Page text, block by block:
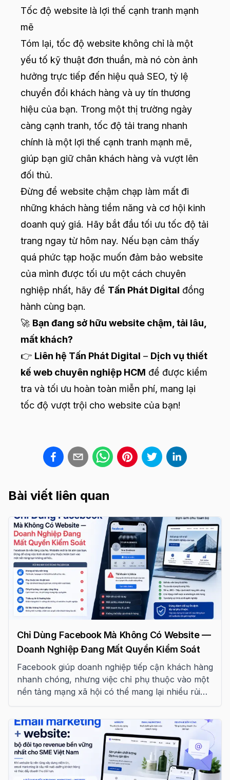
Tốc độ website là lợi thế cạnh tranh mạnh
mẽ
Tóm lại, tốc độ website không chỉ là một
yếu tố kỹ thuật đơn thuần, mà nó còn ảnh
hưởng trực tiếp đến hiệu quả SEO, tỷ lệ
chuyển đổi khách hàng và uy tín thương
hiệu của bạn. Trong một thị trường ngày
càng cạnh tranh, tốc độ tải trang nhanh
chính là một lợi thế cạnh tranh mạnh mẽ,
giúp bạn giữ chân khách hàng và vượt lên
đối thủ.
Đừng để website chậm chạp làm mất đi
những khách hàng tiềm năng và cơ hội kinh
doanh quý giá. Hãy bắt đầu tối ưu tốc độ tải
trang ngay từ hôm nay. Nếu bạn cảm thấy
quá phức tạp hoặc muốn đảm bảo website
của mình được tối ưu một cách chuyên
nghiệp nhất, hãy để Tấn Phát Digital đồng
hành cùng bạn.
🚀 Bạn đang sở hữu website chậm, tải lâu,
mất khách?
👉 Liên hệ Tấn Phát Digital – Dịch vụ thiết
kế web chuyên nghiệp HCM để được kiểm
tra và tối ưu hoàn toàn miễn phí, mang lại
tốc độ vượt trội cho website của bạn!
Bài viết liên quan
Chỉ Dùng Facebook Mà Không Có Website —
Doanh Nghiệp Đang Mất Quyền Kiểm Soát
Facebook giúp doanh nghiệp tiếp cận khách hàng
nhanh chóng, nhưng việc chỉ phụ thuộc vào một
nền tảng mạng xã hội có thể mang lại nhiều rủi
vững.